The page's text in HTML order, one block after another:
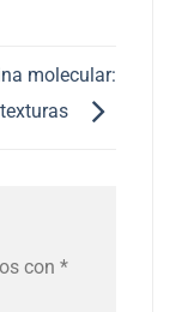
molecular:
con *